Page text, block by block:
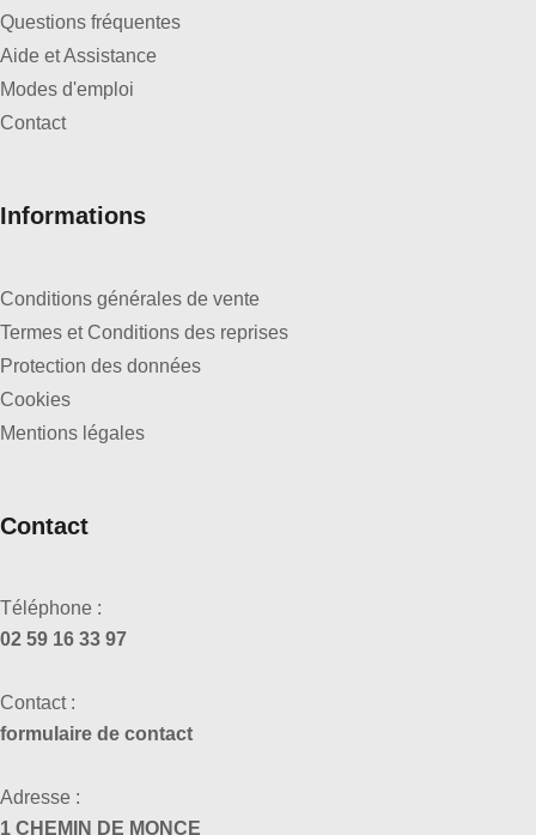
Questions fréquentes
Aide et Assistance
Modes d'emploi
Contact
Informations
Conditions générales de vente
Termes et Conditions des reprises
Protection des données
Cookies
Mentions légales
Contact
Téléphone :
02 59 16 33 97
Contact :
formulaire de contact
Adresse :
1 CHEMIN DE MONCE